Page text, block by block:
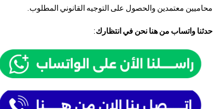
محاميين معتمدين والحصول على التوجيه القانوني المطلوب.
حدثنا واتساب من هنا نحن في انتظارك: